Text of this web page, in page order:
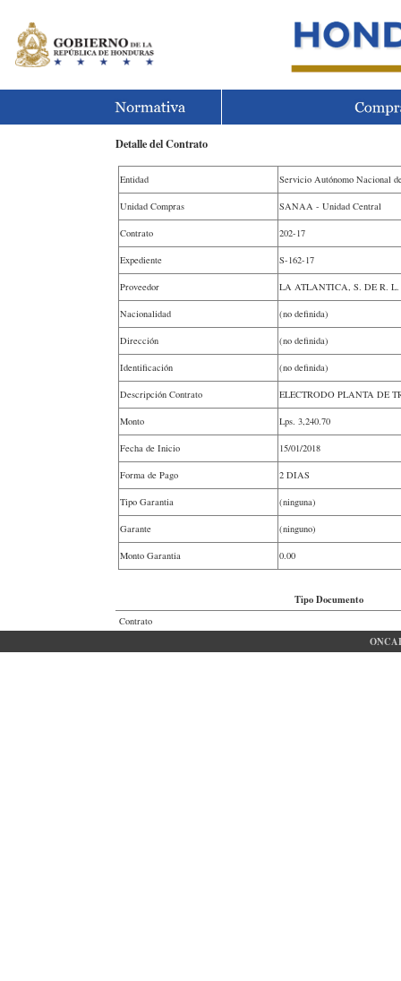
Detalle del Contrato
Entidad Servicio Autónomo Nacional
Unidad Compras SANAA - Unidad Central
Contrato 202-17
Expediente S-162-17
Proveedor LA ATLANTICA, S. DE R. L.
Nacionalidad (no definida)
Dirección (no definida)
Identificación (no definida)
Descripción Contrato ELECTRODO PLANTA DE
Monto Lps. 3,240.70
Fecha de Inicio 15/01/2018
Forma de Pago 2 DIAS
Tipo Garantia (ninguna)
Garante (ninguno)
Monto Garantia 0.00
Tipo Documento
Contrato